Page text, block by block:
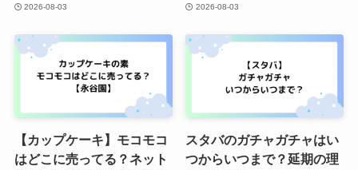
2026-08-03 2026-08-03
【カップケーキ】モコモコ
はどこに売ってる？ネット
スタバのガチャガチャはい
つからいつまで？延期の理